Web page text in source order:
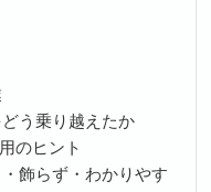
う乗り越えたか
のヒント
飾らず・わかりやす